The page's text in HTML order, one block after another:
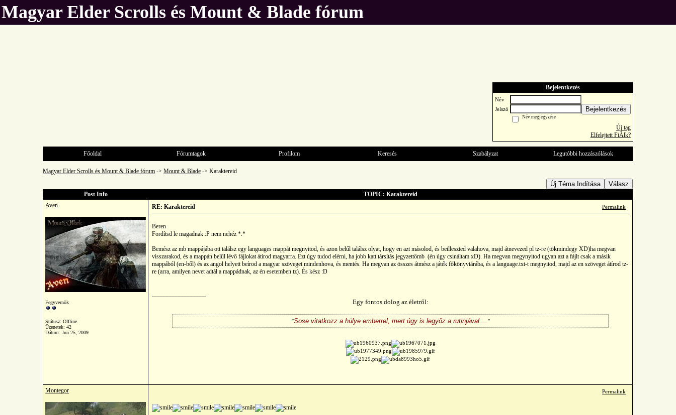
Magyar Elder Scrolls és Mount & Blade fórum
Bejelentkezés
Név
Jelszó
Bejelentkezés
Név megjegyzése
Új tag
Elfelejtett FiĂłk?
Főoldal Fórumtagok Profilom Keresés Szabályzat Legutóbbi hozzászólások
Magyar Elder Scrolls és Mount & Blade fórum ->Mount & Blade ->Karaktereid
Új Téma Indítása Válasz
Post Info
TOPIC: Karaktereid
Aven
Fegyvernök
Státusz: Offline
Üzenetek: 42
Dátum:Jun 25, 2009
RE: Karaktereid Permalink
Beren
Fordítsd le magadnak :P nem nehéz *.*
Bemész az mb mappájába ott találsz egy languages mappát megnyitod, és azon belűl találsz olyat, hogy en azt másolod, és beilleszted valahova, majd átnevezed pl tz-re (tökmindegy XD)ha megvan
visszarakod, és a mappán belűl lévő fájlokat átírod magyarra. Ezt úgy tudod elérni, ha jobb katt társítás jegyzettömb (én úgy csináltam xD). Ha megvan megynyitod ugyan azt a fájlt csak a másik
mappából (en-ből) és az angol helyett beírod a magyar szöveget mindenhova, és mentés. Ha megvan az összes átmész a játék főkönyvtárába, és a language.txt-t megnyitod, majd az en szöveget átírod tz-
re (arra, amilyen nevet adtál a mappádnak, az én esetemben tz). És kész :D
Egy fontos dolog az életről:
Sose vitatkozz a hülye emberrel, mert úgy is legyőz a rutinjával....
Montegor Permalink